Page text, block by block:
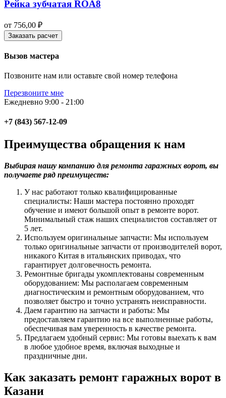
Рейка зубчатая ROA8
от 756,00 ₽
Заказать расчет
Вызов мастера
Позвоните нам или оставьте свой номер телефона
Перезвоните мне
Ежедневно 9:00 - 21:00
+7 (843) 567-12-09
Преимущества обращения к нам
Выбирая нашу компанию для ремонта гаражных ворот, вы
получаете ряд преимуществ:
У нас работают только квалифицированные
специалисты: Наши мастера постоянно проходят
обучение и имеют большой опыт в ремонте ворот.
Минимальный стаж наших специалистов составляет от
5 лет.
Используем оригинальные запчасти: Мы используем
только оригинальные запчасти от производителей ворот,
никакого Китая в итальянских приводах, что
гарантирует долговечность ремонта.
Ремонтные бригады укомплектованы современным
оборудованием: Мы располагаем современным
диагностическим и ремонтным оборудованием, что
позволяет быстро и точно устранять неисправности.
Даем гарантию на запчасти и работы: Мы
предоставляем гарантию на все выполненные работы,
обеспечивая вам уверенность в качестве ремонта.
Предлагаем удобный сервис: Мы готовы выехать к вам
в любое удобное время, включая выходные и
праздничные дни.
Как заказать ремонт гаражных ворот в
Казани